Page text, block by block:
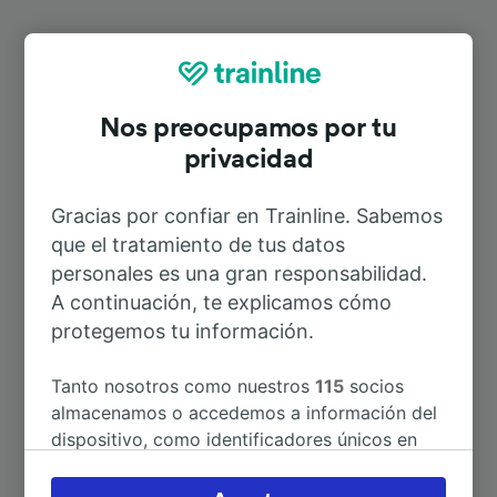
Rutas más populares desde Berlin
Messe Süd (Eichkamp)
A Chemnitz Friedrichstraße 3h 29min
A Hamburg Hbf
A Londres 10h 53min
Nos preocupamos por tu
privacidad
Gracias por confiar en Trainline. Sabemos
que el tratamiento de tus datos
personales es una gran responsabilidad.
A continuación, te explicamos cómo
protegemos tu información.
Tanto nosotros como nuestros115 socios
almacenamos o accedemos a información del
dispositivo, como identificadores únicos en
Puedes aceptar o administrar tus preferencias